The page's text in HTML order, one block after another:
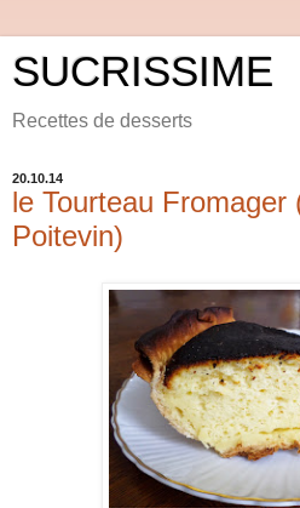
SUCRISSIME
Recettes de desserts
20.10.14
le Tourteau Fromager
Poitevin)